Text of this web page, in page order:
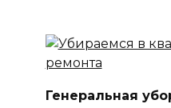
Генеральная